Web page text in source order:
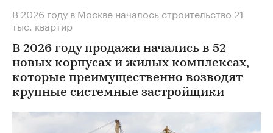
В 2026 году в Москве началось строительство 21
тыс. квартир
В 2026 году продажи начались в 52
новых корпусах и жилых комплексах,
которые преимущественно возводят
крупные системные застройщики